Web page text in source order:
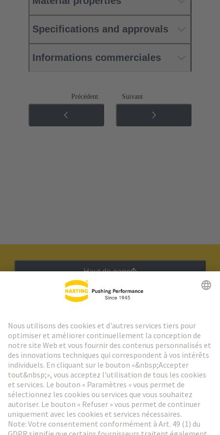
Specifications and approvals
Informations commerciales
Précédent Suivant
Haut de page
Aller à l'inscription
Social Media